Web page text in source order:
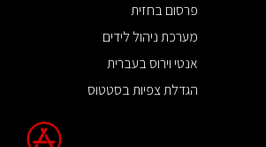
פרסום בחזית
מערכת ניהול לידים
אנטי וירוס בעברית
הגדלת צפיות בסטטוס